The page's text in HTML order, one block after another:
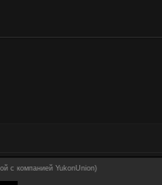
с компанией YukonUnion)